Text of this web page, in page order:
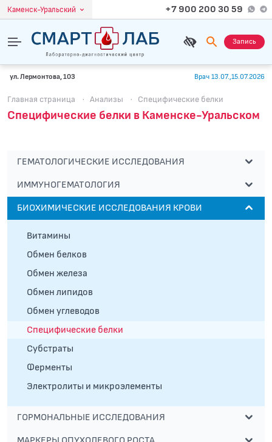
Каменск-Уральский +7 900 200 30 59
Запись
ул. Лермонтова, 103 Врач 13.07.,15.07.2026
Главная страница · Анализы · Специфические белки
Специфические белки в Каменске-Уральском
ГЕМАТОЛОГИЧЕСКИЕ ИССЛЕДОВАНИЯ
ИММУНОГЕМАТОЛОГИЯ
БИОХИМИЧЕСКИЕ ИССЛЕДОВАНИЯ КРОВИ
Витамины
Обмен белков
Обмен железа
Обмен липидов
Обмен углеводов
Специфические белки
Субстраты
Ферменты
Электролиты и микроэлементы
ГОРМОНАЛЬНЫЕ ИССЛЕДОВАНИЯ